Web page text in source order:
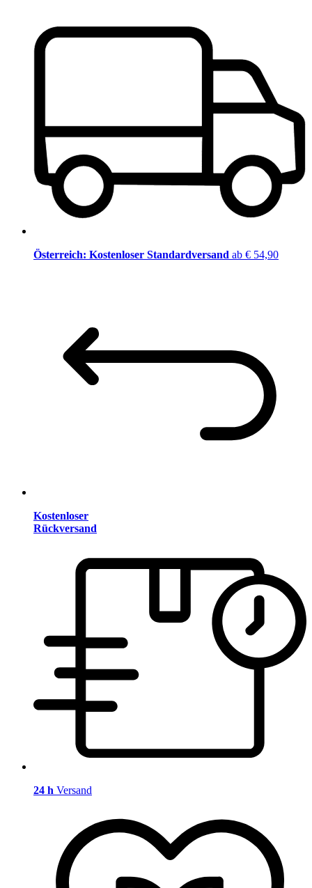
Österreich: Kostenloser Standardversand ab € 54,90
Kostenloser
Rückversand
24 h Versand